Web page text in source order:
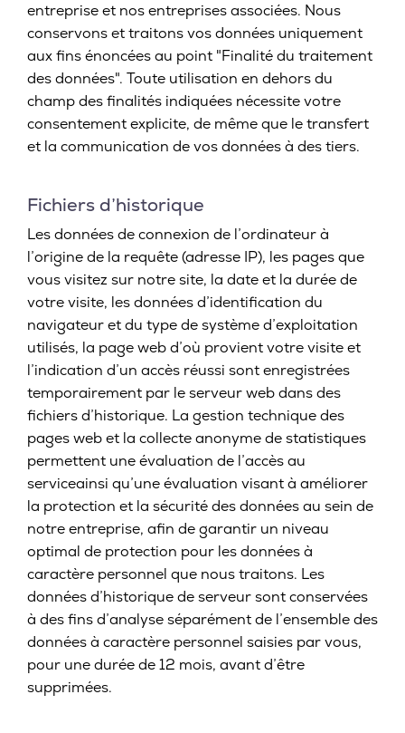
entreprise et nos entreprises associées. Nous
conservons et traitons vos données uniquement
aux fins énoncées au point "Finalité du traitement
des données". Toute utilisation en dehors du
champ des finalités indiquées nécessite votre
consentement explicite, de même que le transfert
et la communication de vos données à des tiers.
Fichiers d’historique
Les données de connexion de l’ordinateur à
l’origine de la requête (adresse IP), les pages que
vous visitez sur notre site, la date et la durée de
votre visite, les données d’identification du
navigateur et du type de système d’exploitation
utilisés, la page web d’où provient votre visite et
l’indication d’un accès réussi sont enregistrées
temporairement par le serveur web dans des
fichiers d’historique. La gestion technique des
pages web et la collecte anonyme de statistiques
permettent une évaluation de l’accès au
serviceainsi qu’une évaluation visant à améliorer
la protection et la sécurité des données au sein de
notre entreprise, afin de garantir un niveau
optimal de protection pour les données à
caractère personnel que nous traitons. Les
données d’historique de serveur sont conservées
à des fins d’analyse séparément de l’ensemble des
données à caractère personnel saisies par vous,
pour une durée de 12 mois, avant d’être
supprimées.